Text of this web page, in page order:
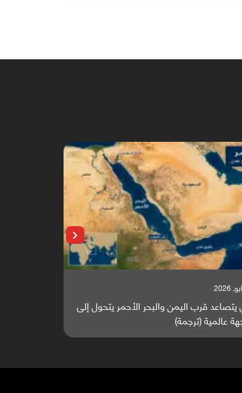
قرب اليمن والبحر الأحمر يتحول إلى
عالمية (ترجمة)